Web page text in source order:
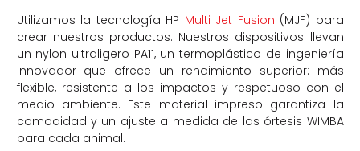
Utilizamos la tecnología HP Multi Jet Fusion (MJF) para
crear nuestros productos. Nuestros dispositivos llevan
un nylon ultraligero PA11, un termoplástico de ingeniería
innovador que ofrece un rendimiento superior: más
flexible, resistente a los impactos y respetuoso con el
medio ambiente. Este material impreso garantiza la
comodidad y un ajuste a medida de las órtesis WIMBA
para cada animal.